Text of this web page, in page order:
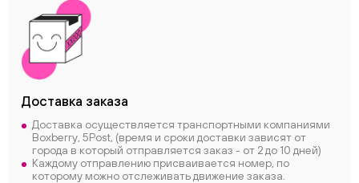
Доставка заказа
Доставка осуществляется транспортными компаниями
Boxberry, 5Post, (время и сроки доставки зависят от
города в который отправляется заказ - от 2 до 10 дней)
Каждому отправлению присваивается номер, по
которому можно отслеживать движение заказа.